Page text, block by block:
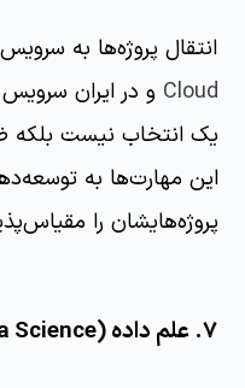
انتقال پروژه‌ها به
Cloud و در ایران
یک انتخاب نیست بلکه
این مهارت‌ها به
پروژه‌هایشان را
۷. علم داده (Data Science) و تحلیل داده